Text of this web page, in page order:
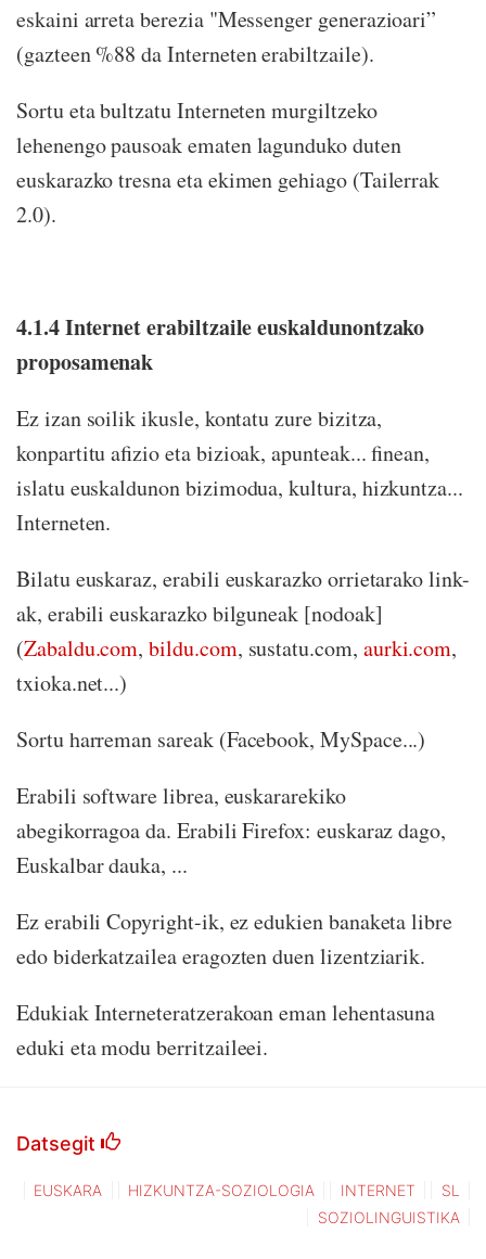
eskaini arreta berezia "Messenger generazioari”
(gazteen %88 da Interneten erabiltzaile).
Sortu eta bultzatu Interneten murgiltzeko
lehenengo pausoak ematen lagunduko duten
euskarazko tresna eta ekimen gehiago (Tailerrak
2.0).
4.1.4 Internet erabiltzaile euskaldunontzako
proposamenak
Ez izan soilik ikusle, kontatu zure bizitza,
konpartitu afizio eta bizioak, apunteak... finean,
islatu euskaldunon bizimodua, kultura, hizkuntza...
Interneten.
Bilatu euskaraz, erabili euskarazko orrietarako link-
ak, erabili euskarazko bilguneak [nodoak]
(Zabaldu.com,bildu.com, sustatu.com, aurki.com,
txioka.net...)
Sortu harreman sareak (Facebook, MySpace...)
Erabili software librea, euskararekiko
abegikorragoa da. Erabili Firefox: euskaraz dago,
Euskalbar dauka, ...
Ez erabili Copyright-ik, ez edukien banaketa libre
edo biderkatzailea eragozten duen lizentziarik.
Edukiak Interneteratzerakoan eman lehentasuna
eduki eta modu berritzaileei.
Datsegit
EUSKARA HIZKUNTZA-SOZIOLOGIA INTERNET
SL
SOZIOLINGUISTIKA